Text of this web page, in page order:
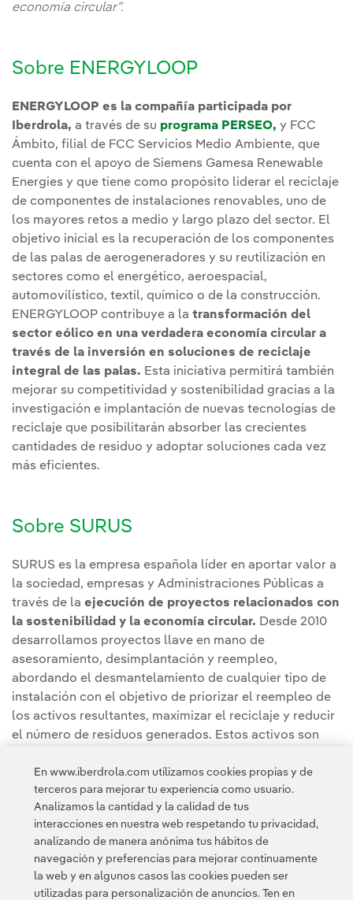
economía circular”.
Sobre ENERGYLOOP
ENERGYLOOP es la compañía participada por
Iberdrola, a través de su programa PERSEO, y FCC
Ámbito, filial de FCC Servicios Medio Ambiente, que
cuenta con el apoyo de Siemens Gamesa Renewable
Energies y que tiene como propósito liderar el reciclaje
de componentes de instalaciones renovables, uno de
los mayores retos a medio y largo plazo del sector. El
objetivo inicial es la recuperación de los componentes
de las palas de aerogeneradores y su reutilización en
sectores como el energético, aeroespacial,
automovilístico, textil, químico o de la construcción.
ENERGYLOOP contribuye a la transformación del
sector eólico en una verdadera economía circular a
través de la inversión en soluciones de reciclaje
integral de las palas. Esta iniciativa permitirá también
mejorar su competitividad y sostenibilidad gracias a la
investigación e implantación de nuevas tecnologías de
reciclaje que posibilitarán absorber las crecientes
cantidades de residuo y adoptar soluciones cada vez
más eficientes.
Sobre SURUS
SURUS es la empresa española líder en aportar valor a
la sociedad, empresas y Administraciones Públicas a
través de la ejecución de proyectos relacionados con
la sostenibilidad y la economía circular. Desde 2010
desarrollamos proyectos llave en mano de
asesoramiento, desimplantación y reempleo,
abordando el desmantelamiento de cualquier tipo de
instalación con el objetivo de priorizar el reempleo de
los activos resultantes, maximizar el reciclaje y reducir
el número de residuos generados. Estos activos son
Escrapalia, donde contamos con una gran base de
cientos de miles de clientes potencialmente
interesados en adquirirlos. www.surusin.com.
En www.iberdrola.com utilizamos cookies propias y de
terceros para mejorar tu experiencia como usuario.
Analizamos la cantidad y la calidad de tus
interacciones en nuestra web respetando tu privacidad,
analizando de manera anónima tus hábitos de
navegación y preferencias para mejorar continuamente
la web y en algunos casos las cookies pueden ser
utilizadas para personalización de anuncios. Ten en